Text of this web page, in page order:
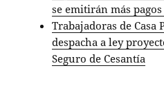
se emitirán más
Trabajadoras de Casa
despacha a ley
Seguro de Cesantía